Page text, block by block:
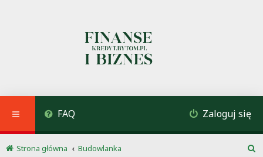
FAQ Zaloguj się
Strona główna
Budowlanka